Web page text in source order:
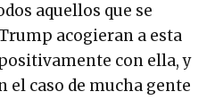
aquellos que se
acogieran a esta
con ella, y
el caso de mucha gente